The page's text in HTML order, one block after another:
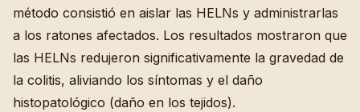
método consistió en aislar las HELNs y administrarlas
a los ratones afectados. Los resultados mostraron que
las HELNs redujeron significativamente la gravedad de
la colitis, aliviando los síntomas y el daño
histopatológico (daño en los tejidos).